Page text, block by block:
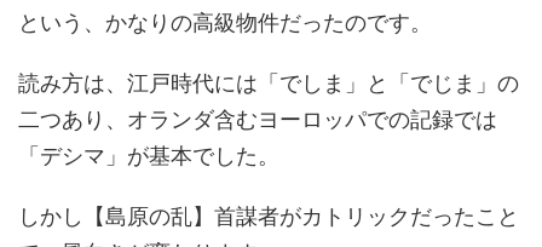
という、かなりの高級物件だったのです。
読み方は、江戸時代には「でしま」と「でじま」の
二つあり、オランダ含むヨーロッパでの記録では
「デシマ」が基本でした。
しかし【島原の乱】首謀者がカトリックだったこと